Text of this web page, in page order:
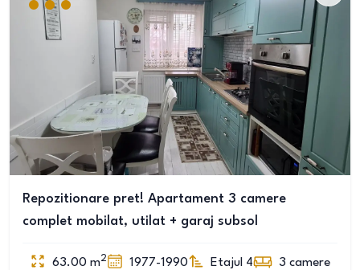
Repozitionare pret! Apartament 3 camere
complet mobilat, utilat + garaj subsol
63.00 m2 1977-1990 Etajul 4 3 camere